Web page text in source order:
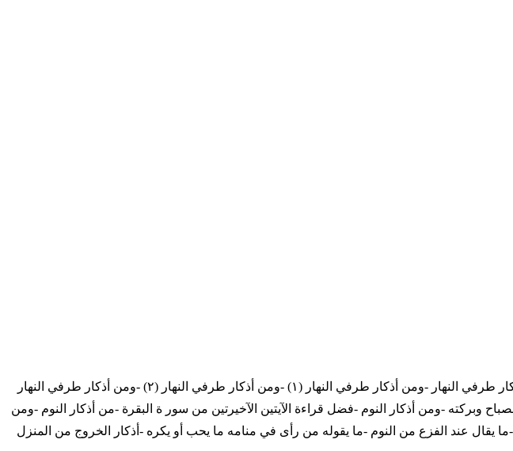
-مقدمة -أهمية الذكر وفضله -من فوائد الذكر -فوائد أخرى للذكر -فضل الأذكار المتعلقة بعمل اليوم والليلة -أذكار طرفي النهار -ومن أذكار طرفي النهار (١) -ومن أذكار طرفي النهار (٢) -ومن أذكار طرفي النهار
النهار (٤) -ومن أذكار الصباح (١) -ومن أذكار الصباح (٢) -ومن أذكار الصباح (٣) -فضل الصباح وبركته -ومن أذكار النوم -فضل قراءة الآيتين الآخيرتين من سور ة البقرة -من أذكار النوم -ومن
من النوم -أذكار الإستيقاظ من النوم -ما يقال عند الفزع من النوم -ما يقوله من رأى في منامه ما يحب أو يكره -أذكار الخروج من المنزل